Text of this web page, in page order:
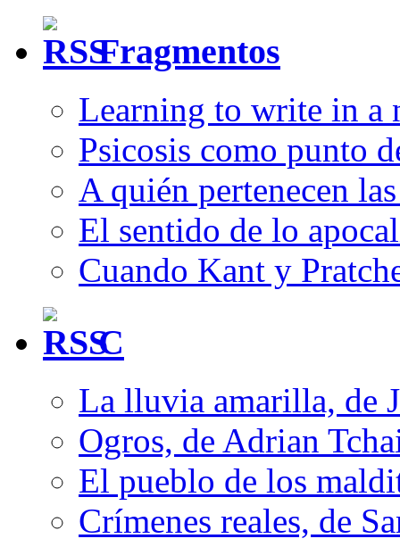
Fragmentos
Learning to write in a
Psicosis como punto
A quién pertenecen
El sentido de lo
Cuando Kant y
C
La lluvia amarilla, de
Ogros, de Adrian
El pueblo de los
Crímenes reales, de